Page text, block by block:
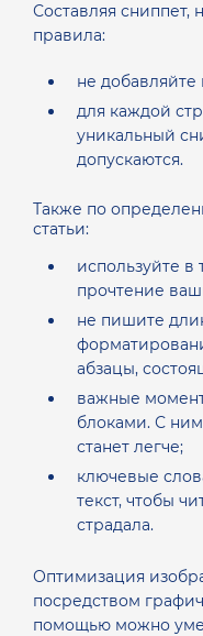
Составляя сниппет,
правила:
не добавляйте
для каждой
уникальный
допускаются.
Также по
статьи:
используйте в
прочтение
не пишите
абзацы,
важные
блоками. С
станет легче;
ключевые
текст, чтобы
страдала.
Оптимизация
посредством
помощью можно